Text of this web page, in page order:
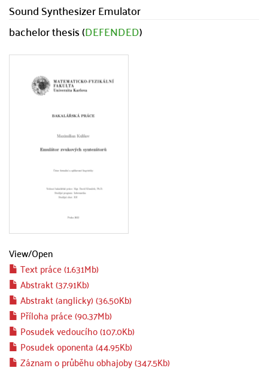
Sound Synthesizer Emulator
bachelor thesis (DEFENDED)
View/Open
Text práce (1.631Mb)
Abstrakt (37.91Kb)
Abstrakt (anglicky) (36.50Kb)
Příloha práce (90.37Mb)
Posudek vedoucího (107.0Kb)
Posudek oponenta (44.95Kb)
Záznam o průběhu obhajoby (347.5Kb)